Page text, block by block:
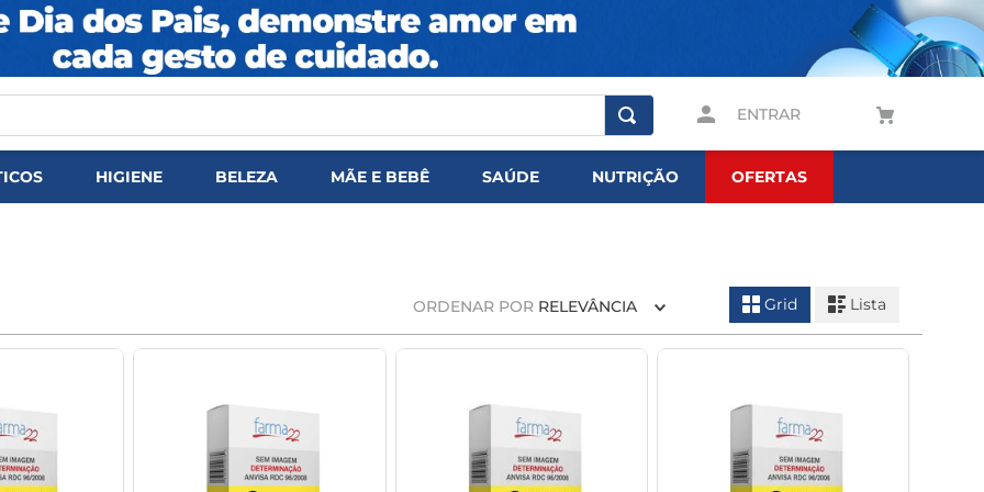
ENTRAR
HIGIENE BELEZA MÃE E BEBÊ SAÚDE NUTRIÇÃO OFERTAS
ORDENAR POR RELEVÂNCIA Grid Lista